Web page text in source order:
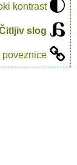
kontrast
slog
poveznice